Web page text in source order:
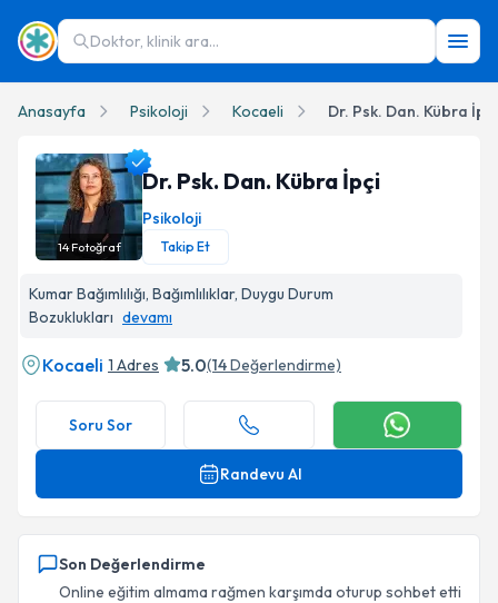
Doktor, klinik ara...
Anasayfa Psikoloji Kocaeli Dr. Psk. Dan. Kübra İpçi
14Fotoğraf
Dr. Psk. Dan. Kübra İpçi
Psikoloji
Takip Et
Kumar Bağımlılığı, Bağımlılıklar, Duygu Durum
Bozuklukları devamı
Kocaeli 1 Adres 5.0(14Değerlendirme)
Soru Sor
Randevu Al
Son Değerlendirme
Online eğitim almama rağmen karşımda oturup sohbet etti